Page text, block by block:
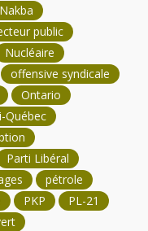
Nakba
public
Nucléaire
offensive syndicale
Ontario
Québec
Parti Libéral
pétrole
PKP
PL-21